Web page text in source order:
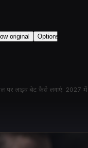
पर लाइव बेट कैसे लगाएं: 2027 में